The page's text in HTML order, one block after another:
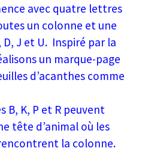
avec quatre lettres
un colonne et une
J et U. Inspiré par la
un marque-page
d’acanthes comme
B, K, P et R peuvent
tête d’animal où les
la colonne.